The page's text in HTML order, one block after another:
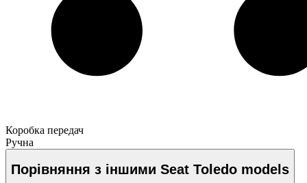
Коробка передач
Ручна
Порівняння з іншими Seat Toledo models